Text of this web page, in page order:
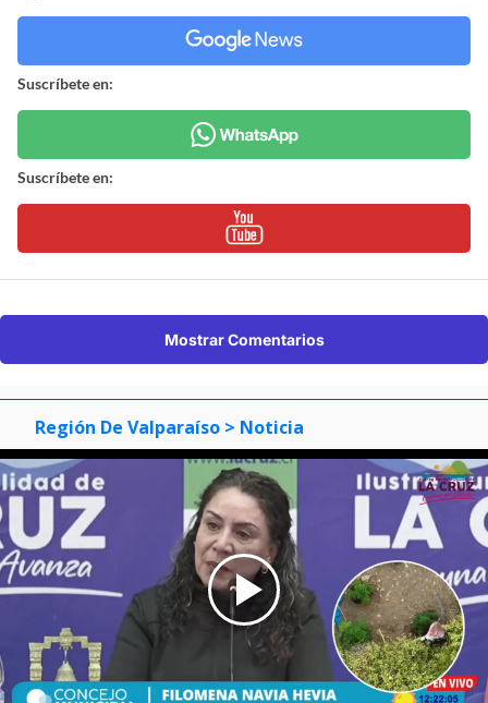
Suscríbete en:
Suscríbete en:
Mostrar Comentarios
Región De Valparaíso > Noticia